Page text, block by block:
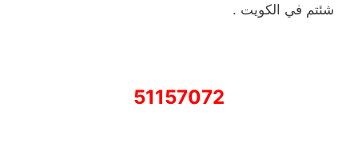
شئتم في الكويت .
51157072